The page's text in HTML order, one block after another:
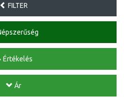
FILTER
Értékelés
Ár